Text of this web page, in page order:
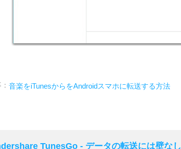
音楽をiTunesからをAndroidスマホに転送する方法
TunesGo - データの転送には壁なし